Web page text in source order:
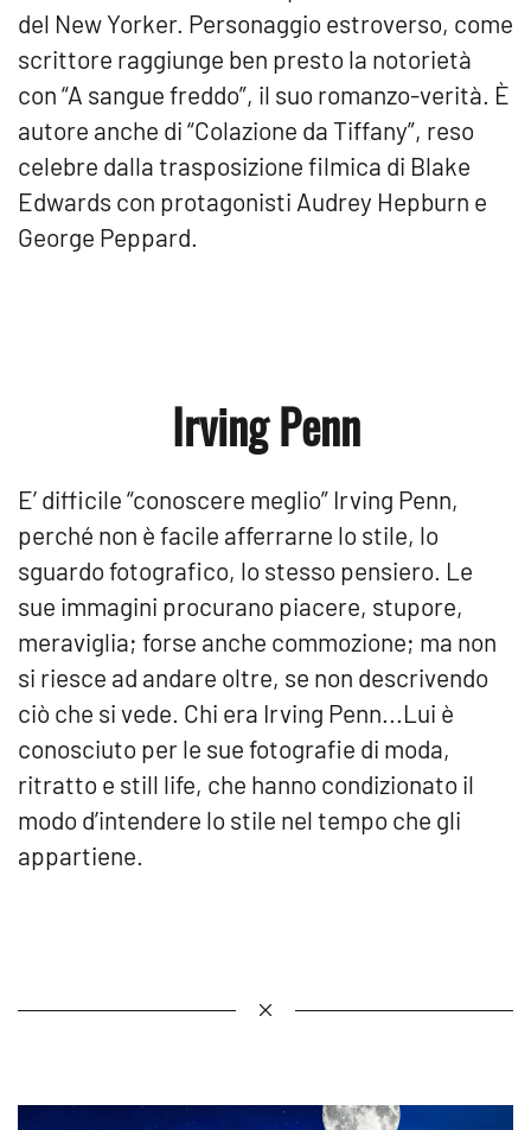
del New Yorker. Personaggio estroverso, come
scrittore raggiunge ben presto la notorietà
con “A sangue freddo”, il suo romanzo-verità. È
autore anche di “Colazione da Tiffany”, reso
celebre dalla trasposizione filmica di Blake
Edwards con protagonisti Audrey Hepburn e
George Peppard.
Irving Penn
E’ difficile “conoscere meglio” Irving Penn,
perché non è facile afferrarne lo stile, lo
sguardo fotografico, lo stesso pensiero. Le
sue immagini procurano piacere, stupore,
meraviglia; forse anche commozione; ma non
si riesce ad andare oltre, se non descrivendo
ciò che si vede. Chi era Irving Penn...Lui è
conosciuto per le sue fotografie di moda,
ritratto e still life, che hanno condizionato il
modo d’intendere lo stile nel tempo che gli
appartiene.